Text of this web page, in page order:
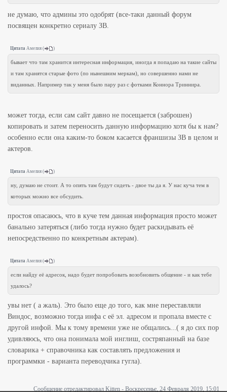
не думаю, что админы это одобрят (все-таки данный форум
посвящен конкретно сериалу ЗВ.
Цитата Амелия ( )
бывает что там хранится интересная информация, иногда я попадаю на такие сайты
и там хранятся старые фото (по нынешним меркам), но совершенно нами не
виданных. Например так у меня было пару раз с фотками Коннора Триннира.
может тогда, если сам сайт давно не посещается (заброшен)
копировать и затем переносить данную информацию хотя бы к нам?
особенно если она каким-то боком касается франшизы ЗВ в целом и
актеров.
Цитата Амелия ( )
ну, думаю не стоит. А то опять там будут сидеть - двое ты да я. У нас куча тем в
которых можно все обсудить.
простоя опасаюсь, что в куче тем данная информация просто может
банально затеряться (либо тогда нужно будет раскидывать её
непосредственно по конкретным актерам).
Цитата Амелия ( )
если найду её адресок, надо будет попробовать возобновить общение - и как тебе
удалось?
увы нет ( а жаль). Это было еще до того, как мне переставляли
Виндос, возможно тогда инфа с её эл. адресом и пропала вместе с
другой инфой. Мы к тому времени уже не общались...( я до сих пор
удивляюсь, что она понимала мой инглиш, состряпанный на базе
словарика + справочника как составлять предложения и
программки - варианта переводчика гугла).
Сообщение отредактировал Kitten - Воскресенье, 24 Февраля 2019, 15:01